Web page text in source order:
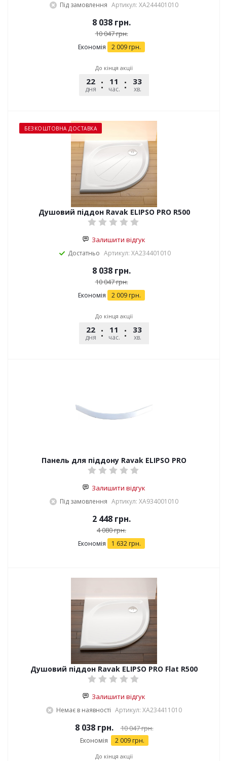
Під замовлення Артикул: XA244401010
8 038 грн.
10 047грн.
Економія 2 009 грн.
До кінця акції
22
дня
11
час.
33
хв.
БЕЗКОШТОВНА ДОСТАВКА
Душовий піддон Ravak ELIPSO PRO R500
Залишити відгук
Достатньо Артикул: XA234401010
8 038 грн.
10 047грн.
Економія 2 009 грн.
До кінця акції
22
дня
11
час.
33
хв.
Панель для піддону Ravak ELIPSO PRO
Залишити відгук
Під замовлення Артикул: XA934001010
2 448 грн.
4 080грн.
Економія 1 632 грн.
Душовий піддон Ravak ELIPSO PRO Flat R500
Залишити відгук
Немає в наявності Артикул: XA234411010
8 038 грн. 10 047 грн.
Економія 2 009 грн.
До кінця акції